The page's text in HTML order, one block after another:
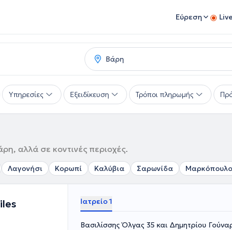
Εύρεση
Υπηρεσίες Εξειδίκευση Τρόποι πληρωμής
αλλά σε κοντινές περιοχές.
Λαγονήσι Κορωπί Καλύβια Σαρωνίδα Μαρκόπουλο
Ιατρείο 1
Βασιλίσσης Όλγας 35 και Δημητρίου Γούναρη 137, Γλυφάδα,